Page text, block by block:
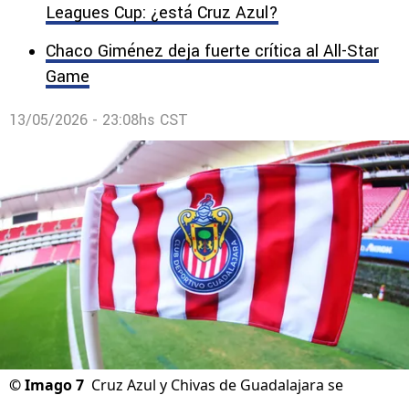
Leagues Cup: ¿está Cruz Azul?
Chaco Giménez deja fuerte crítica al All-Star
Game
13/05/2026 - 23:08hs CST
©Imago 7 Cruz Azul y Chivas de Guadalajara se